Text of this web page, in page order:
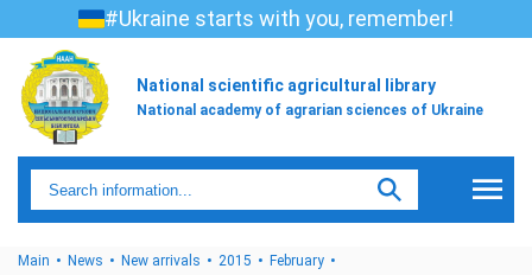
#Ukraine starts with you, remember!
National scientific agricultural library
National academy of agrarian sciences of Ukraine
Main News New arrivals 2015
February